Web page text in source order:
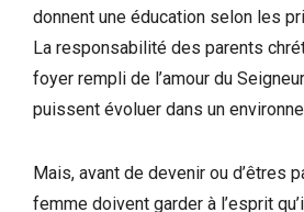
donnent une éducation selon les
La responsabilité des parents
foyer rempli de l’amour du
puissent évoluer dans un
Mais, avant de devenir ou d’êtres
femme doivent garder à l’esprit